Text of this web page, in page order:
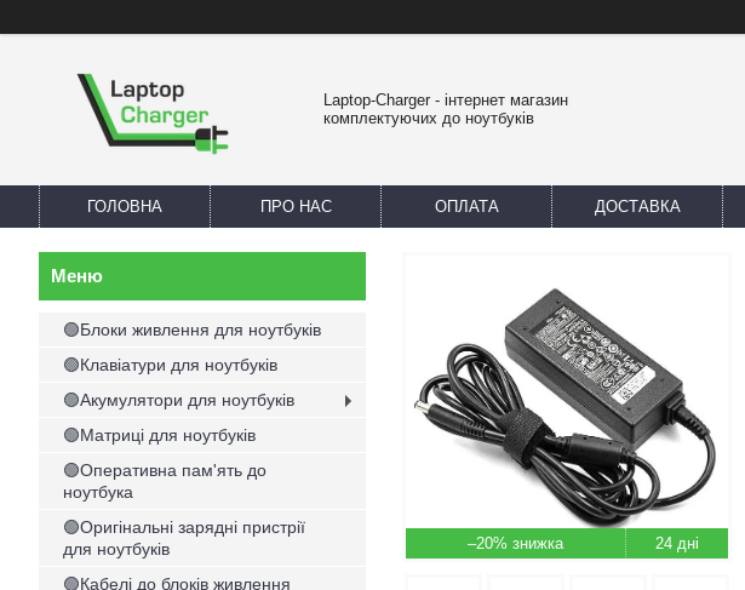
Laptop-Charger - інтернет магазин
комплектуючих до ноутбуків
ГОЛОВНА ПРО НАС ОПЛАТА ДОСТАВКА
–20% 24 дні
🟢Блоки живлення для ноутбуків
🟢Клавіатури для ноутбуків
🟢Акумулятори для ноутбуків
🟢Матриці для ноутбуків
🟢Оперативна пам'ять до
ноутбука
🟢Оригінальні зарядні пристрії
для ноутбуків
🟢Кабелі до блоків живлення